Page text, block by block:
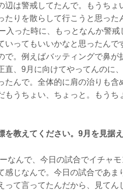
は警戒してたんで。もうちょ
りを散らして行こうと思った
入った時に、もっとなんか警戒
ってもいいかなと思ったんで
。例えばバッティングで鼻が
、9月に向けてやってんのに
んで。全体的に肩の治りも含
うちょい、ちょっと。もうち
教えてください。9月を見据
んで、今日の試合でイチャモ
じなんで。今日の試合であま
って言ってたんだから、見てん